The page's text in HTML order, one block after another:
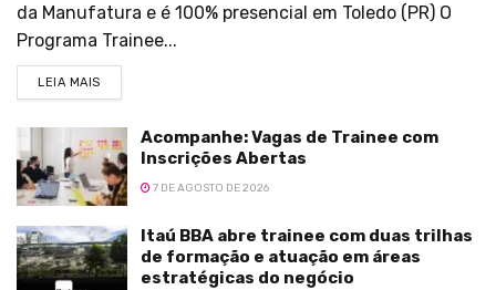
da Manufatura e é 100% presencial em Toledo (PR) O
Programa Trainee...
LEIA MAIS
Acompanhe: Vagas de Trainee com
Inscrições Abertas
7 DE AGOSTO DE 2026
Itaú BBA abre trainee com duas trilhas
de formação e atuação em áreas
estratégicas do negócio